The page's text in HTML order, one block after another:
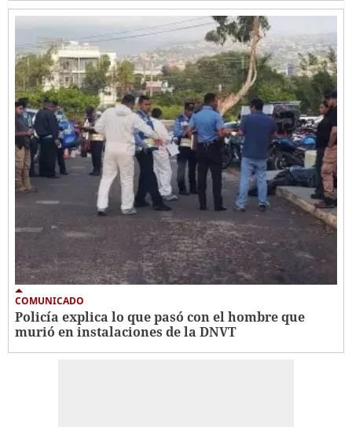
COMUNICADO
Policía explica lo que pasó con el hombre que
murió en instalaciones de la DNVT